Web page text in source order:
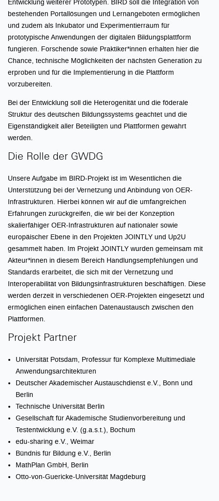
Entwicklung weiterer Prototypen. BIRD soll die Integration von
bestehenden Portallösungen und Lernangeboten ermöglichen
und zudem als Inkubator und Experimentierraum für
prototypische Anwendungen der digitalen Bildungsplattform
fungieren. Forschende sowie Praktiker*innen erhalten hier die
Chance, technische Möglichkeiten der nächsten Generation zu
erproben und für die Implementierung in die Plattform
vorzubereiten.
Bei der Entwicklung soll die Heterogenität und die föderale
Struktur des deutschen Bildungssystems geachtet und die
Eigenständigkeit aller Beteiligten und Plattformen gewahrt
werden.
Die Rolle der GWDG
Unsere Aufgabe im BIRD-Projekt ist im Wesentlichen die
Unterstützung bei der Vernetzung und Anbindung von OER-
Infrastrukturen. Hierbei können wir auf die umfangreichen
Erfahrungen zurückgreifen, die wir bei der Konzeption
skalierfähiger OER-Infrastrukturen auf nationaler sowie
europäischer Ebene in den Projekten JOINTLY und Up2U
gesammelt haben. Im Projekt JOINTLY wurden gemeinsam mit
Akteur*innen in diesem Bereich Handlungsempfehlungen und
Standards erarbeitet, die sich mit der Vernetzung und
Interoperabilität von Bildungsinfrastrukturen beschäftigen. Diese
werden derzeit in verschiedenen OER-Projekten eingesetzt und
ermöglichen einen einfachen Datenaustausch zwischen den
Plattformen.
Projekt Partner
Universität Potsdam, Professur für Komplexe Multimediale
Anwendungsarchitekturen
Deutscher Akademischer Austauschdienst e.V., Bonn und
Berlin
Technische Universität Berlin
Gesellschaft für Akademische Studienvorbereitung und
Testentwicklung e.V. (g.a.s.t.), Bochum
edu-sharing e.V., Weimar
Bündnis für Bildung e.V., Berlin
MathPlan GmbH, Berlin
Otto-von-Guericke-Universität Magdeburg